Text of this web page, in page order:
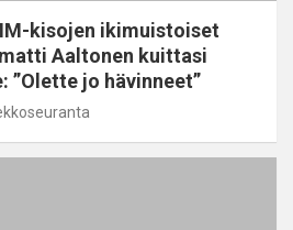
kisojen ikimuistoiset
Aaltonen kuittasi
”Olette jo hävinneet”